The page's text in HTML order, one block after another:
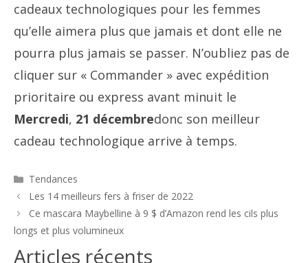
cadeaux technologiques pour les femmes
qu’elle aimera plus que jamais et dont elle ne
pourra plus jamais se passer. N’oubliez pas de
cliquer sur « Commander » avec expédition
prioritaire ou express avant minuit le
Mercredi, 21 décembredonc son meilleur
cadeau technologique arrive à temps.
Catégories
Tendances
Navigation
des
Les 14 meilleurs fers à friser de 2022
Ce mascara Maybelline à 9 $ d’Amazon rend les cils plus
longs et plus volumineux
Articles récents